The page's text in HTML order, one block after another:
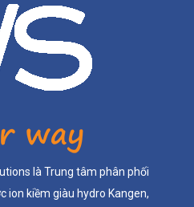
là Trung tâm phân phối
ion kiềm giàu hydro Kangen,